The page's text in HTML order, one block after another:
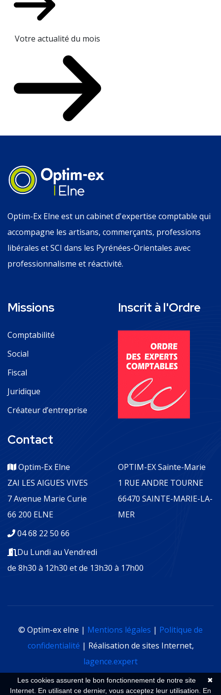
Votre actualité du mois
Optim-Ex Elne est un cabinet d'expertise comptable qui
accompagne les artisans, commerçants, professions
libérales et SCI dans les Pyrénées-Orientales avec
professionnalisme et réactivité.
Missions
Comptabilité
Social
Fiscal
Juridique
Créateur d’entreprise
Inscrit à l'Ordre
Contact
Optim-Ex Elne
ZAI LES AIGUES VIVES
7 Avenue Marie Curie
66 200 ELNE
OPTIM-EX Sainte-Marie
1 RUE ANDRE TOURNE
66470 SAINTE-MARIE-LA-
MER
04 68 22 50 66
Du Lundi au Vendredi
de 8h30 à 12h30 et de 13h30 à 17h00
© Optim-ex elne | Mentions légales | Politique de
confidentialité | Réalisation de sites Internet,
lagence.expert
✖
Les cookies assurent le bon fonctionnement de notre site
Internet. En utilisant ce dernier, vous acceptez leur utilisation. En